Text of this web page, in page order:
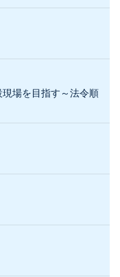
現場を目指す～法令順